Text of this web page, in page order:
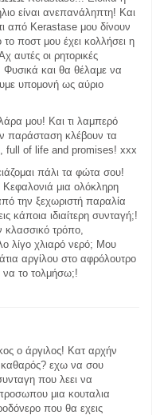
είναι ανεπανάληπτη! Και
από Kerastase μου δίνουν
ποστ μου έχει κολλήσει η
αυτές οι ρητορικές
και θα θέλαμε να
υπομονή ως αύριο
μου! Και τι λαμπερό
παράσταση κλέβουν τα
full of life and promises! xxx
πάλι τα φώτα σου!
μια ολόκληρη
την ξεχωριστή παραλία
κάποια ιδιαίτερη συνταγή;!
τρόπο,
λίγο χλιαρό νερό; Μου
αργίλου στο αφρόλουτρο
να το τολμήσω;!
ο άργιλος! Κατ αρχήν
καθαρός? εχω να σου
που λεει να
μια κουταλια
που θα εχεις